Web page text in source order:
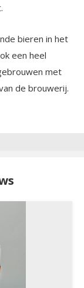
bieren in het
een heel
met
de brouwerij.